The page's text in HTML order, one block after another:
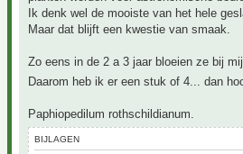
Ik denk wel de mooiste van het hele
Maar dat blijft een kwestie van smaak.
Zo eens in de 2 a 3 jaar bloeien ze bij
Daarom heb ik er een stuk of 4... dan
Paphiopedilum rothschildianum.
BIJLAGEN